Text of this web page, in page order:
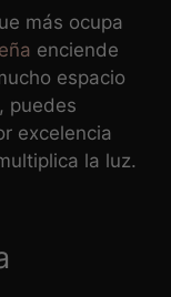
más ocupa
enciende
espacio
puedes
excelencia
la luz.